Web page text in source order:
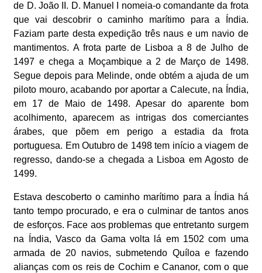
de D. João II. D. Manuel I nomeia-o comandante da frota
que vai descobrir o caminho marítimo para a Índia.
Faziam parte desta expedição três naus e um navio de
mantimentos. A frota parte de Lisboa a 8 de Julho de
1497 e chega a Moçambique a 2 de Março de 1498.
Segue depois para Melinde, onde obtém a ajuda de um
piloto mouro, acabando por aportar a Calecute, na Índia,
em 17 de Maio de 1498. Apesar do aparente bom
acolhimento, aparecem as intrigas dos comerciantes
árabes, que põem em perigo a estadia da frota
portuguesa. Em Outubro de 1498 tem início a viagem de
regresso, dando-se a chegada a Lisboa em Agosto de
1499.
Estava descoberto o caminho marítimo para a Índia há
tanto tempo procurado, e era o culminar de tantos anos
de esforços. Face aos problemas que entretanto surgem
na Índia, Vasco da Gama volta lá em 1502 com uma
armada de 20 navios, submetendo Quíloa e fazendo
alianças com os reis de Cochim e Cananor, com o que